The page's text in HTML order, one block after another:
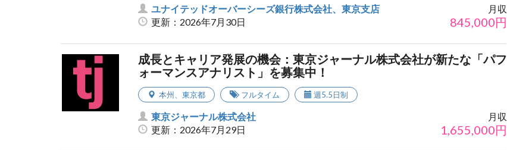
ユナイテッドオーバーシーズ銀行株式会社、東京支店
更新：2026年7月30日
月収
845,000円
成長とキャリア発展の機会：東京ジャーナル株式会社が新たな「パフ
ォーマンスアナリスト」を募集中！
本州、 東京都 フルタイム 週5.5日制
東京ジャーナル株式会社
更新：2026年7月29日
月収
1,655,000円